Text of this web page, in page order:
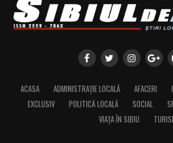
ACASA ADMINISTRAȚIE LOCALĂ AFACERI
EXCLUSIV
POLITICĂ LOCALĂ SOCIAL
VIAȚA ÎN SIBIU